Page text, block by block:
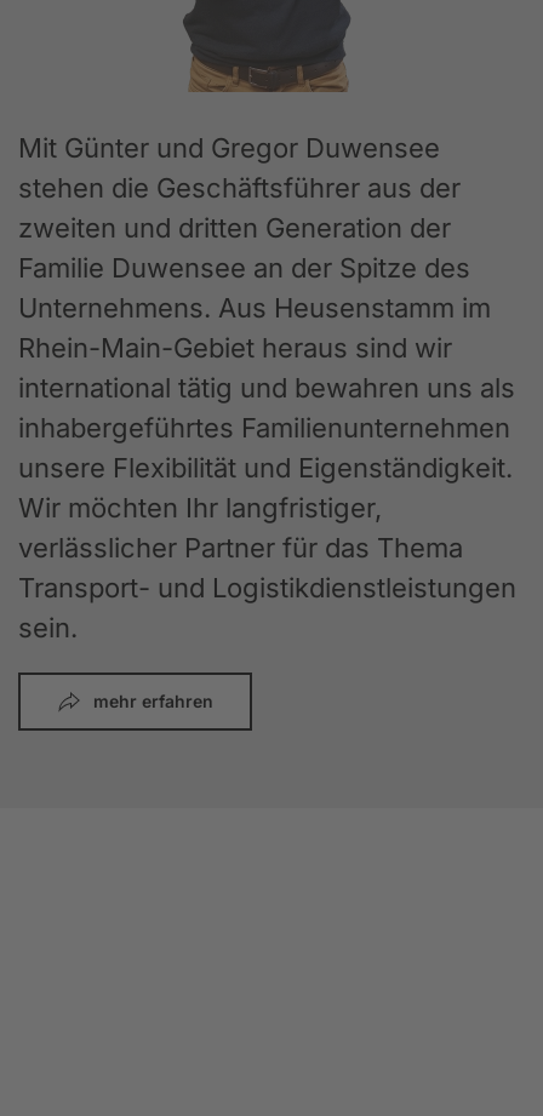
Mit Günter und Gregor Duwensee
stehen die Geschäftsführer aus der
zweiten und dritten Generation der
Familie Duwensee an der Spitze des
Unternehmens. Aus Heusenstamm im
Rhein-Main-Gebiet heraus sind wir
international tätig und bewahren uns als
inhabergeführtes Familienunternehmen
unsere Flexibilität und Eigenständigkeit.
Wir möchten Ihr langfristiger,
verlässlicher Partner für das Thema
Transport- und Logistikdienstleistungen
sein.
mehr erfahren